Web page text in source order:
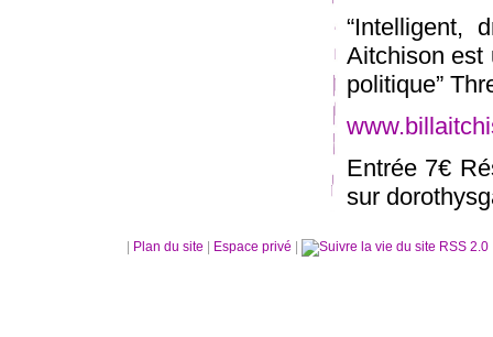
“Intelligent,
Aitchison est
politique”
Entrée 7€
sur
Plan du site Espace privé RSS 2.0